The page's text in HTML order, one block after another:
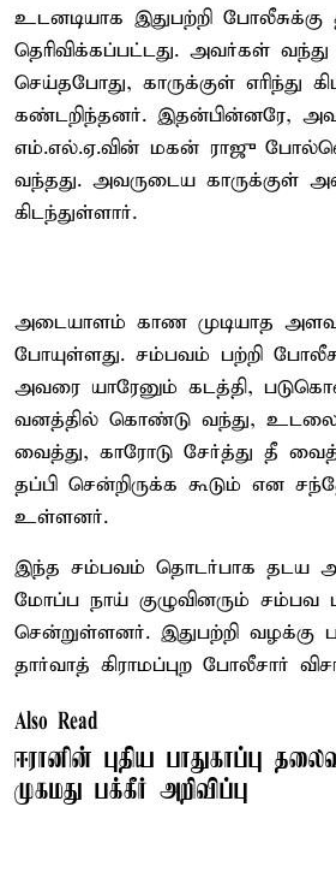
உடனடியாக இதுபற்றி
தெரிவிக்கப்பட்டது. அவர்கள்
செய்தபோது, காருக்குள்
கண்டறிந்தனர். இதன்பின்னரே,
எம்.எல்.ஏ.வின் மகன் ராஜு
வந்தது. அவருடைய காருக்குள்
கிடந்துள்ளார்.
அடையாளம் காண முடியாத
போயுள்ளது. சம்பவம் பற்றி
அவரை யாரேனும் கடத்தி,
வனத்தில் கொண்டு வந்து, உடலை
வைத்து, காரோடு சேர்த்து தீ
தப்பி சென்றிருக்க கூடும் என
உள்ளனர்.
இந்த சம்பவம் தொடர்பாக தடய
மோப்ப நாய் குழுவினரும் சம்பவ
சென்றுள்ளனர். இதுபற்றி வழக்கு
தார்வாத் கிராமப்புற போலீசார்
Also Read
ஈரானின் புதிய பாதுகாப்பு
முகமது பக்கீர் அறிவிப்பு